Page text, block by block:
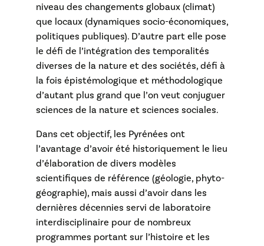
niveau des changements globaux (climat)
que locaux (dynamiques socio-économiques,
politiques publiques). D’autre part elle pose
le défi de l’intégration des temporalités
diverses de la nature et des sociétés, défi à
la fois épistémologique et méthodologique
d’autant plus grand que l’on veut conjuguer
sciences de la nature et sciences sociales.
Dans cet objectif, les Pyrénées ont
l’avantage d’avoir été historiquement le lieu
d’élaboration de divers modèles
scientifiques de référence (géologie, phyto-
géographie), mais aussi d’avoir dans les
dernières décennies servi de laboratoire
interdisciplinaire pour de nombreux
programmes portant sur l’histoire et les